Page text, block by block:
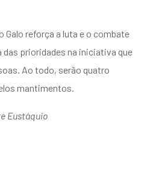
Galo reforça a luta e o combate
prioridades na iniciativa que
Ao todo, serão quatro
mantimentos.
Eustáquio